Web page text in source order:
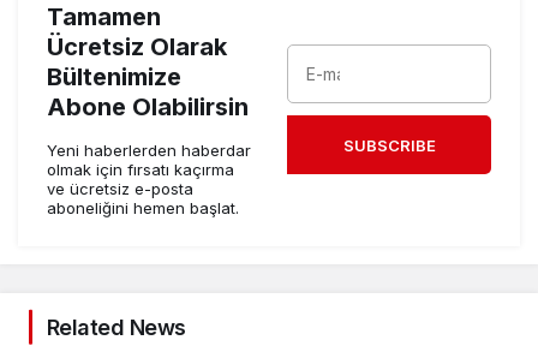
Tamamen
Ücretsiz Olarak
Bültenimize
Abone Olabilirsin
Yeni haberlerden haberdar
olmak için fırsatı kaçırma
ve ücretsiz e-posta
aboneliğini hemen başlat.
SUBSCRIBE
Related News